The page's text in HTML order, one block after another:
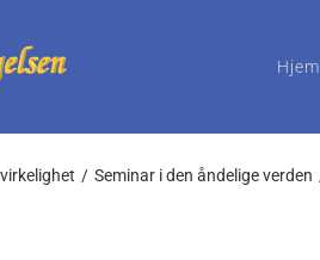
Hjem
Seminar i den åndelige verden